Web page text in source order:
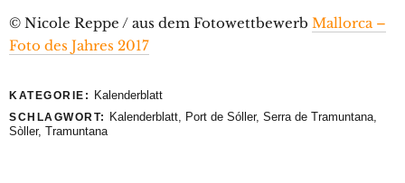
© Nicole Reppe / aus dem Fotowettbewerb Mallorca –
Foto des Jahres 2017
KATEGORIE: Kalenderblatt
SCHLAGWORT: Kalenderblatt, Port de Sóller, Serra de Tramuntana,
Sòller, Tramuntana